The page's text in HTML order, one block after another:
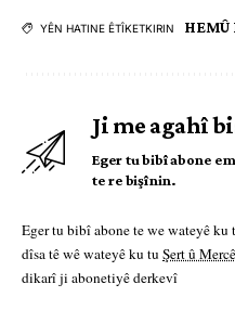
YÊN HATINE ÊTÎKETKIRIN HEMÛ
Ji me agahî
Eger tu bibî abone
te re bişînin.
Eger tu bibî abone te we wateyê ku
dîsa tê wê wateyê ku tu Şert û
dikarî ji abonetiyê derkevî